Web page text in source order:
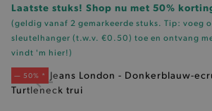
Laatste stuks! Shop nu met 50%
(geldig vanaf 2 gemarkeerde stuks. Tip: voeg
sleutelhanger (t.w.v. €0.50) toe en ontvang
vindt 'm hier!)
— 50% *